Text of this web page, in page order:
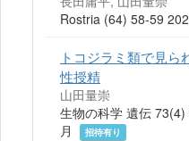
Rostria (64) 58-59
トコジラミ類で見
性授精
山田量崇
生物の科学 遺伝
月
招待有り